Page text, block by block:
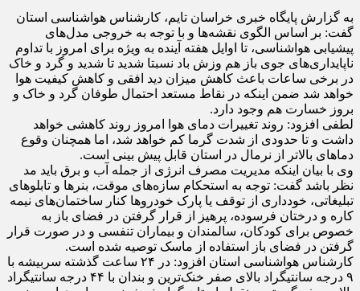
به گزارش پایگاه خبری خراسان تایم، کارشناس هواشناسی استان
گفت: بر اساس الگوی نقشه‌ها و با توجه به خروجی مدل‌های
پیشیابی هواشناسی، تا اوایل هفته آینده به ویژه برای امروز با تداوم
ناپایداری‌های جوی باز هم وزش باد نسبتا شدید تا شدید و گرد و خاک
در برخی ساعات باعث کاهش میزان دید افقی و کاهش کیفیت هوا
خواهد شد ضمن اینکه در نقاط مستعد احتمال طوفان گرد و خاک و
بروز خسارت هم وجود دارد.
لطفی افزود: روند تغییرات دمای هوا امروز روند کاهشی خواهد
داشت و تا حدودی از شدت گرما کم خواهد شد، اما همچنان وقوع
دما‌های بالاتر از نرمال در استان قابل پیش بینی است.
وی با بیان اینکه مدیریت مصرف انرژی از جمله آب و برق باید مد
نظر باشد گفت: توجه به استحکام سازه‌های موقت، بنر‌ها و تابلو‌های
تبلیغاتی، خودداری از توقف یا پارک خودرو‌ها کنار ساختمان‌های نیمه
کاره و درختان فرسوده، پرهیز از قرار گرفتن در فضای باز به
خصوص برای کودکان، سالمندان و بیماران تنفسی و در صورت قرار
گرفتن در فضای باز استفاده از ماسک توصیه شده است.
کارشناس هواشناسی استان افزود: در ۲۴ ساعت گذشته سربیشه با
۹ درجه سانتیگراد بالای صفر خنک‌ترین و بندان با ۴۴ درجه سانتیگراد